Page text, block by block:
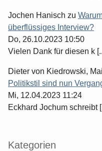
Jochen Hanisch zu
überflüssiges Interview?
Do, 26.10.2023 10:50
Vielen Dank für diesen k
Dieter von Kiedrowski,
Politikstil sind nun
Mi, 12.04.2023 11:24
Eckhard Jochum schreibt
Kategorien